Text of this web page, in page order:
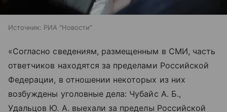
Источник: РИА "Новости"
«Согласно сведениям, размещенным в СМИ, часть
ответчиков находятся за пределами Российской
Федерации, в отношении некоторых из них
возбуждены уголовные дела: Чубайс А. Б.,
Удальцов Ю. А. выехали за пределы Российской